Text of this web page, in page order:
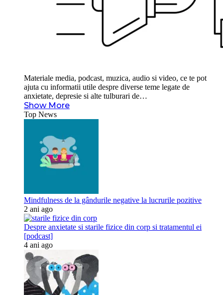
Materiale media, podcast, muzica, audio si video, ce te pot
ajuta cu informatii utile despre diverse teme legate de
anxietate, depresie si alte tulburari de…
Show More
Top News
Mindfulness de la gândurile negative la lucrurile pozitive
2 ani ago
Despre anxietate si starile fizice din corp si tratamentul ei
[podcast]
4 ani ago